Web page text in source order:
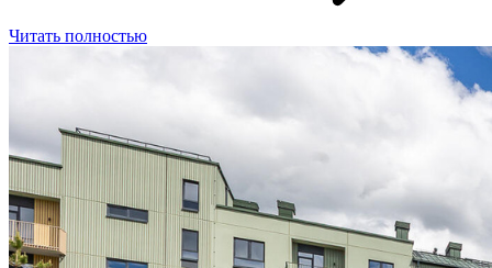
Читать полностью